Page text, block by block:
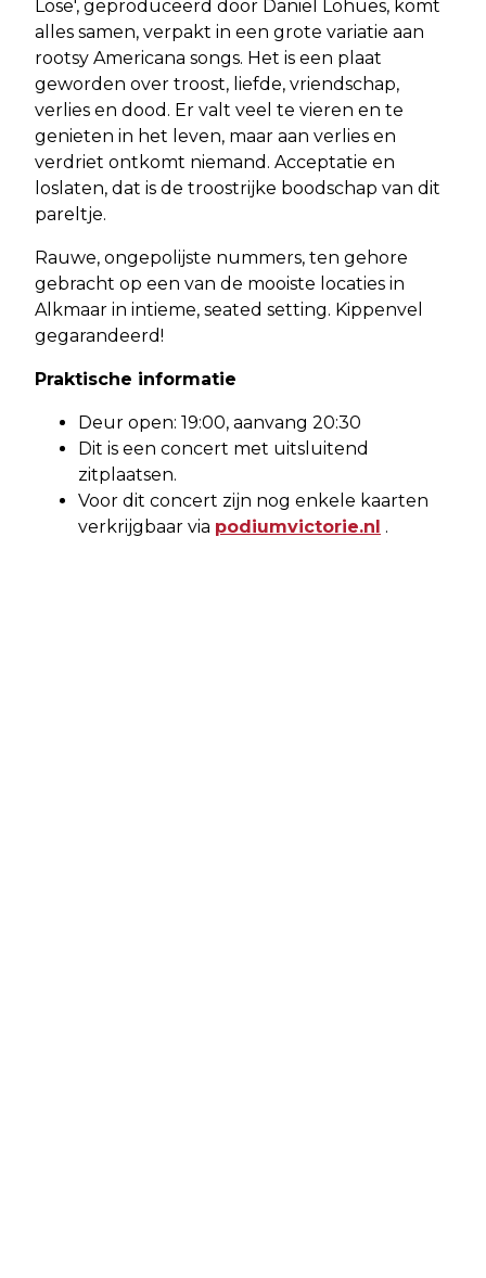
Lose', geproduceerd door Daniël Lohues, komt
alles samen, verpakt in een grote variatie aan
rootsy Americana songs. Het is een plaat
geworden over troost, liefde, vriendschap,
verlies en dood. Er valt veel te vieren en te
genieten in het leven, maar aan verlies en
verdriet ontkomt niemand. Acceptatie en
loslaten, dat is de troostrijke boodschap van dit
pareltje.
Rauwe, ongepolijste nummers, ten gehore
gebracht op een van de mooiste locaties in
Alkmaar in intieme, seated setting. Kippenvel
gegarandeerd!
Praktische informatie
Deur open: 19:00, aanvang 20:30
Dit is een concert met uitsluitend
zitplaatsen.
Voor dit concert zijn nog enkele kaarten
verkrijgbaar via podiumvictorie.nl .